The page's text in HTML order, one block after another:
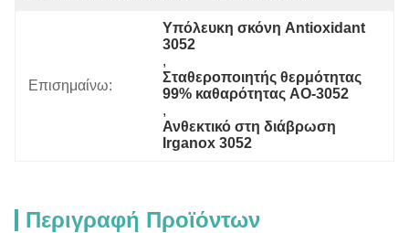
Επισημαίνω:
Υπόλευκη σκόνη Antioxidant
3052
,
Σταθεροποιητής θερμότητας
99% καθαρότητας AO-3052
,
Ανθεκτικό στη διάβρωση
Irganox 3052
Περιγραφή Προϊόντων